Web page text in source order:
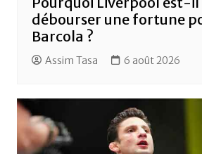
débourser une fortune
Barcola ?
Assim Tasa 6 août 2026